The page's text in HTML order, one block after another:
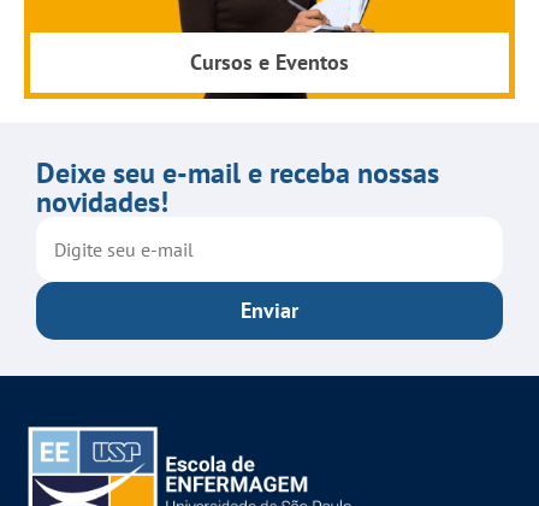
Cursos e Eventos
Deixe seu e-mail e receba nossas
novidades!
Enviar